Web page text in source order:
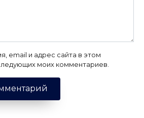
email и адрес сайта в этом
моих комментариев.